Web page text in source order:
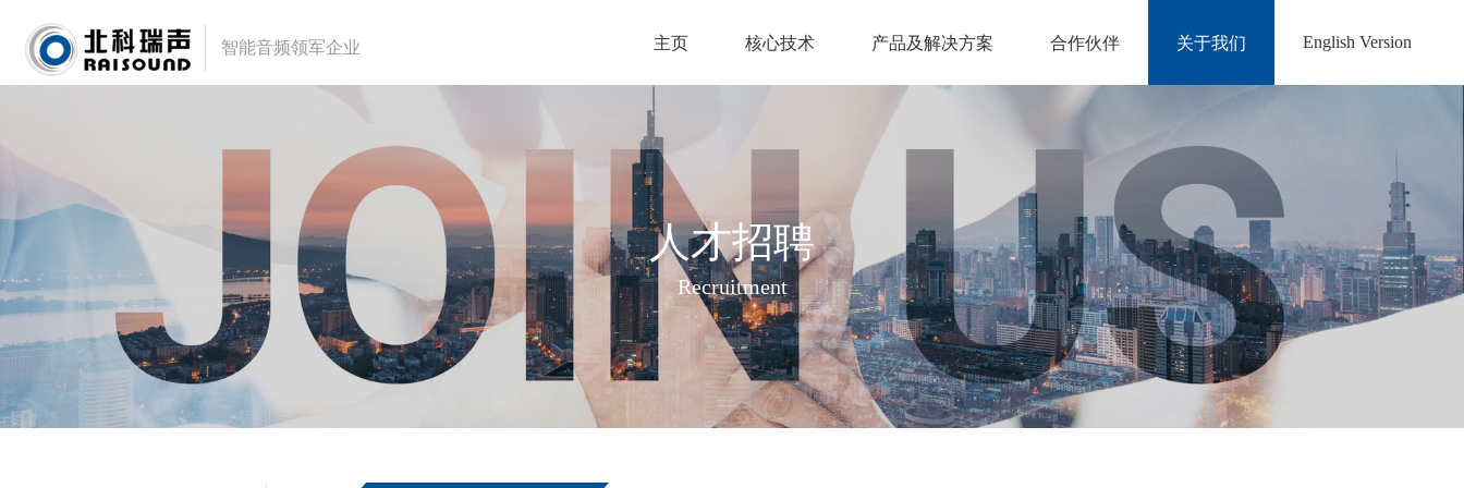
智能音频领军企业 主页 核心技术 产品及解决方案 合作伙伴 关于我们 English Version
人才招聘
Recruitment